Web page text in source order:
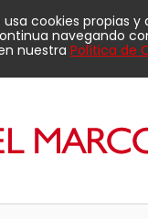
usa cookies propias
navegando
nuestra Política de